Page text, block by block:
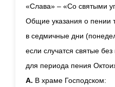
«Слава» – «Со святыми
Общие указания о пении
в седмичные дни
если случатся святые
для периода пения
А. В храме Господском: